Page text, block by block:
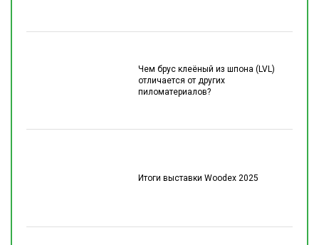
Чем брус клеёный из шпона (LVL)
отличается от других
пиломатериалов?
Итоги выставки Woodex 2025